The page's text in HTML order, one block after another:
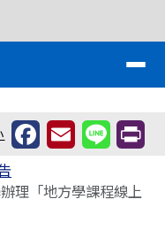
資訊網
理「地方學課程線上